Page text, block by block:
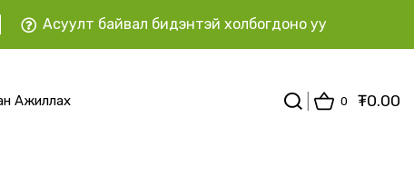
Асуулт байвал бидэнтэй холбогдоно уу
Ажиллах 0 ₮0.00